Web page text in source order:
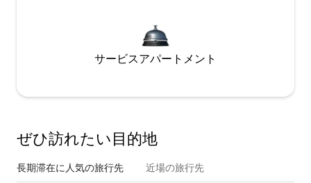
サービスアパートメント
ぜひ訪⁠れ⁠た⁠い目⁠的⁠地
長期滞在に人気の旅行先 近場の旅行先